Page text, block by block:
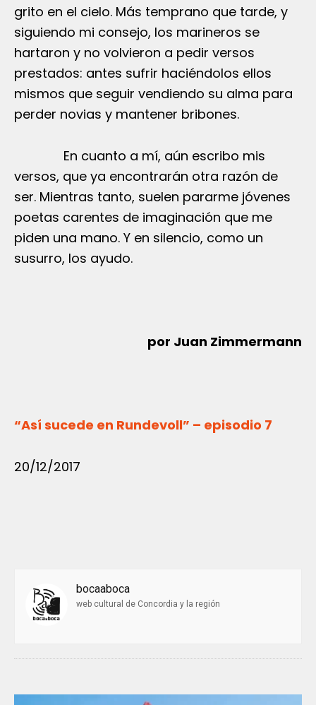
grito en el cielo. Más temprano que tarde, y
siguiendo mi consejo, los marineros se
hartaron y no volvieron a pedir versos
prestados: antes sufrir haciéndolos ellos
mismos que seguir vendiendo su alma para
perder novias y mantener bribones.
En cuanto a mí, aún escribo mis
versos, que ya encontrarán otra razón de
ser. Mientras tanto, suelen pararme jóvenes
poetas carentes de imaginación que me
piden una mano. Y en silencio, como un
susurro, los ayudo.
por Juan Zimmermann
“Así sucede en Rundevoll” – episodio 7
20/12/2017
bocaaboca
web cultural de Concordia y la región